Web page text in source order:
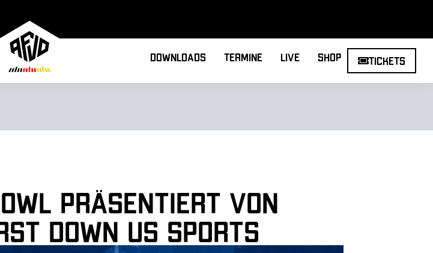
Downloads Termine Live Shop Tickets
präsentiert von
Down US Sports